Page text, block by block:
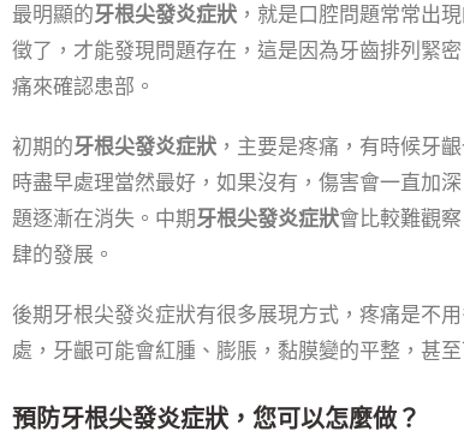
最明顯的牙根尖發炎症狀 ，就是口腔問題常常出
徵了，才能發現問題存在，這是因為牙齒排列緊
痛來確認患部。
初期的牙根尖發炎症狀 ，主要是疼痛，有時候牙
時盡早處理當然最好，如果沒有，傷害會一直加
題逐漸在消失。中期 牙根尖發炎症狀會比較難觀
肆的發展。
後期牙根尖發炎症狀有很多展現方式，疼痛是不
處，牙齦可能會紅腫、膨脹，黏膜變的平整，甚
預防牙根尖發炎症狀，您可以怎麼做？